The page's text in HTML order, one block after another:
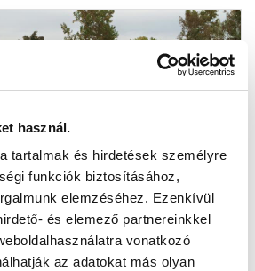
használ.
tartalmak és hirdetések személyre
funkciók biztosításához,
elemzéséhez. Ezenkívül
és elemező partnereinkkel
vonatkozó
az adatokat más olyan